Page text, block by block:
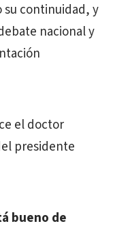
su continuidad, y
nacional y
el doctor
presidente
bueno de